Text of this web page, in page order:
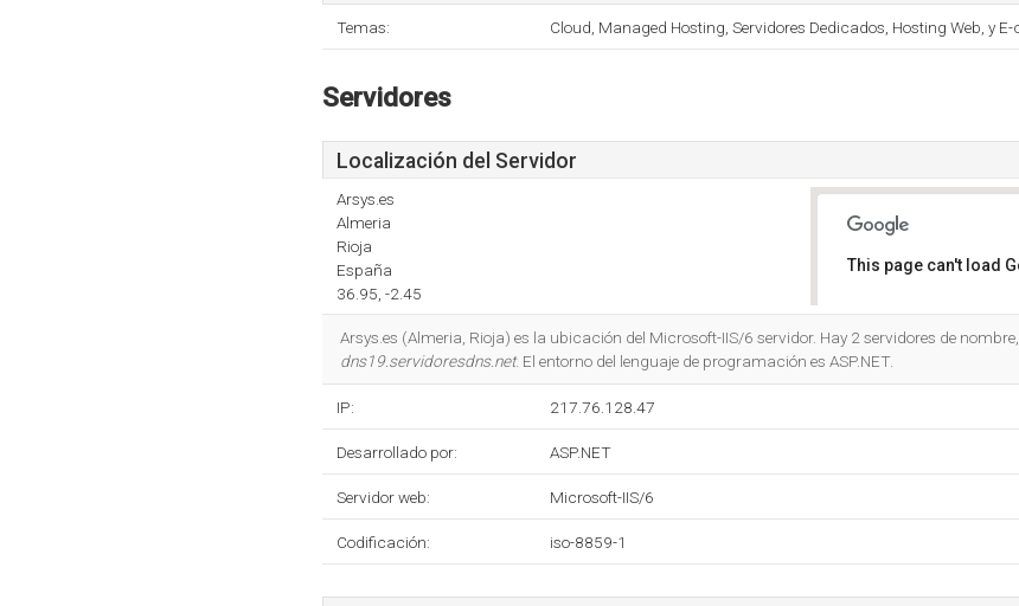
Temas: Cloud, Managed Hosting, Servidores Dedicados, Hosting Web, y
Servidores
Localización del Servidor
Arsys.es
Almeria
Rioja
España
36.95, -2.45
This page can't load
Arsys.es (Almeria, Rioja) es la ubicación del Microsoft-IIS/6 servidor. Hay 2 servidores de nombre,
dns19.servidoresdns.net. El entorno del lenguaje de programación es ASP.NET.
IP: 217.76.128.47
Desarrollado por: ASP.NET
Servidor web: Microsoft-IIS/6
Codificación: iso-8859-1